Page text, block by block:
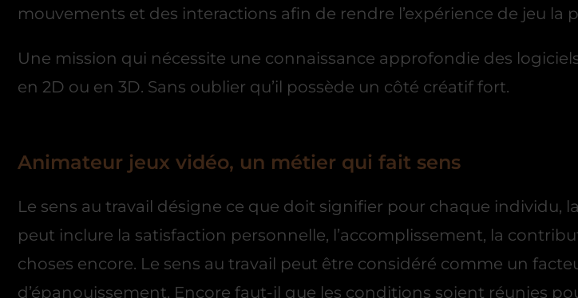
mouvements et des interactions afin de rendre l’expérience de jeu la
Une mission qui nécessite une connaissance approfondie des
en 2D ou en 3D. Sans oublier qu’il possède un côté créatif fort.
Animateur jeux vidéo, un métier qui fait sens
Le sens au travail désigne ce que doit signifier pour chaque individu,
peut inclure la satisfaction personnelle, l’accomplissement, la
choses encore. Le sens au travail peut être considéré comme un
d’épanouissement. Encore faut-il que les conditions soient réunies